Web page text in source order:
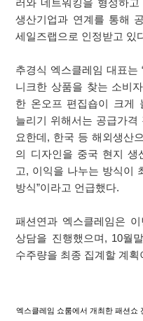
러와 네트워킹을 형성하
생산기업과 연계를 통해
세일즈랩으로 인정받고 있
추경식 엑스클레임 대표는
니크한 상품을 찾는 소비
한 온오프 편집숍이 크게
늘리기 위해서는 공급가격
요한데, 한국 등 해외생산
의 디자인을 중국 현지 생
고, 이익을 나누는 방식이
방식”이라고 언급했다.
패션연과 엑스클레임은
상담을 진행했으며, 10월
수주량을 최종 집계할 계획
엑스클레임 쇼룸에서 개최한 패션쇼